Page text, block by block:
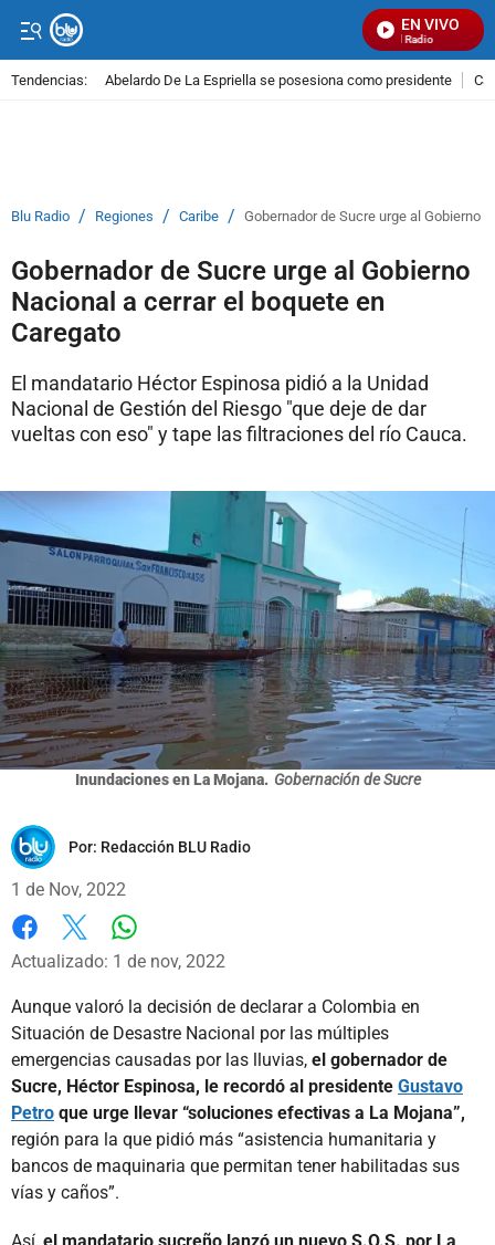
EN VIVO
Señal Visual Radio
Tendencias: Abelardo De La Espriella se posesiona como presidente
Blu Radio / Regiones / Caribe / Gobernador de Sucre urge al Gobierno
Gobernador de Sucre urge al Gobierno
Nacional a cerrar el boquete en
Caregato
El mandatario Héctor Espinosa pidió a la Unidad
Nacional de Gestión del Riesgo "que deje de dar
vueltas con eso" y tape las filtraciones del río Cauca.
Inundaciones en La Mojana. Gobernación de Sucre
Por: Redacción BLU Radio
1 de Nov, 2022
Facebook
X
Actualizado: 1 de nov, 2022
Aunque valoró la decisión de declarar a Colombia en
Situación de Desastre Nacional por las múltiples
emergencias causadas por las lluvias, el gobernador de
Sucre, Héctor Espinosa, le recordó al presidente Gustavo
Petro que urge llevar “soluciones efectivas a La Mojana”,
región para la que pidió más “asistencia humanitaria y
bancos de maquinaria que permitan tener habilitadas sus
vías y caños”.
Así, el mandatario sucreño lanzó un nuevo S.O.S. por La